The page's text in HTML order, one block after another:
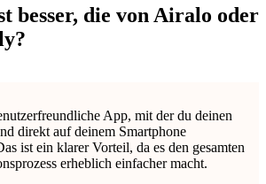
besser, die von Airalo oder
App, mit der du deinen
direkt auf deinem Smartphone
ist ein klarer Vorteil, da es den gesamten
erheblich einfacher macht.